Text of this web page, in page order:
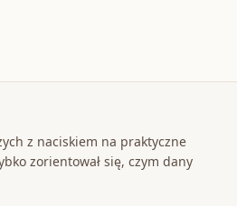
z naciskiem na praktyczne
zorientował się, czym dany